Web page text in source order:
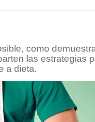
como
las estrategias
a dieta.